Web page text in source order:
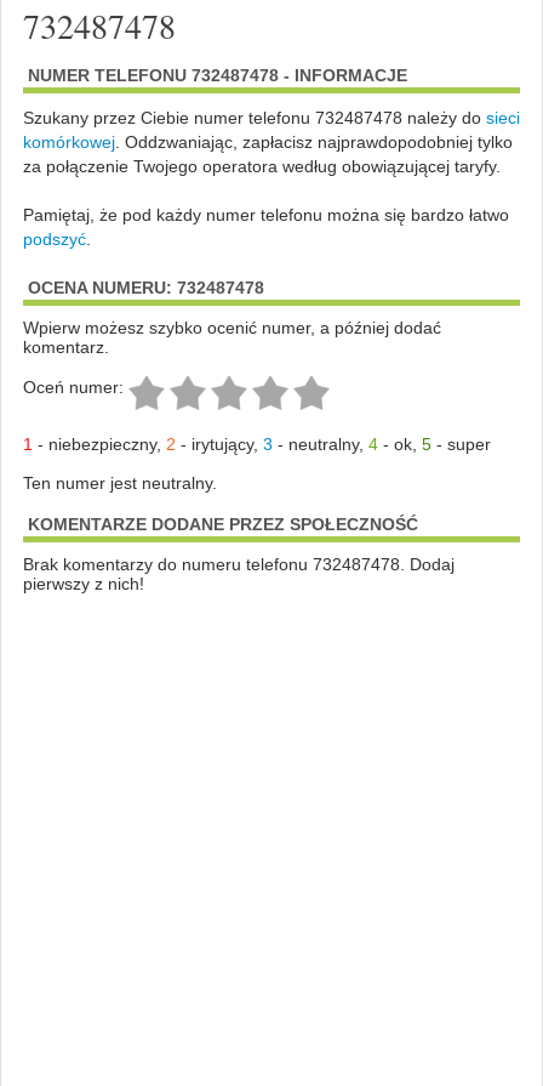
732487478
NUMER TELEFONU 732487478 - INFORMACJE
Szukany przez Ciebie numer telefonu 732487478 należy do sieci
komórkowej. Oddzwaniając, zapłacisz najprawdopodobniej tylko
za połączenie Twojego operatora według obowiązującej taryfy.
Pamiętaj, że pod każdy numer telefonu można się bardzo łatwo
podszyć.
OCENA NUMERU: 732487478
Wpierw możesz szybko ocenić numer, a później dodać
komentarz.
Oceń numer:
1 - niebezpieczny, 2 - irytujący, 3 - neutralny, 4- ok, 5- super
Ten numer jest neutralny.
KOMENTARZE DODANE PRZEZ SPOŁECZNOŚĆ
Brak komentarzy do numeru telefonu 732487478. Dodaj
pierwszy z nich!